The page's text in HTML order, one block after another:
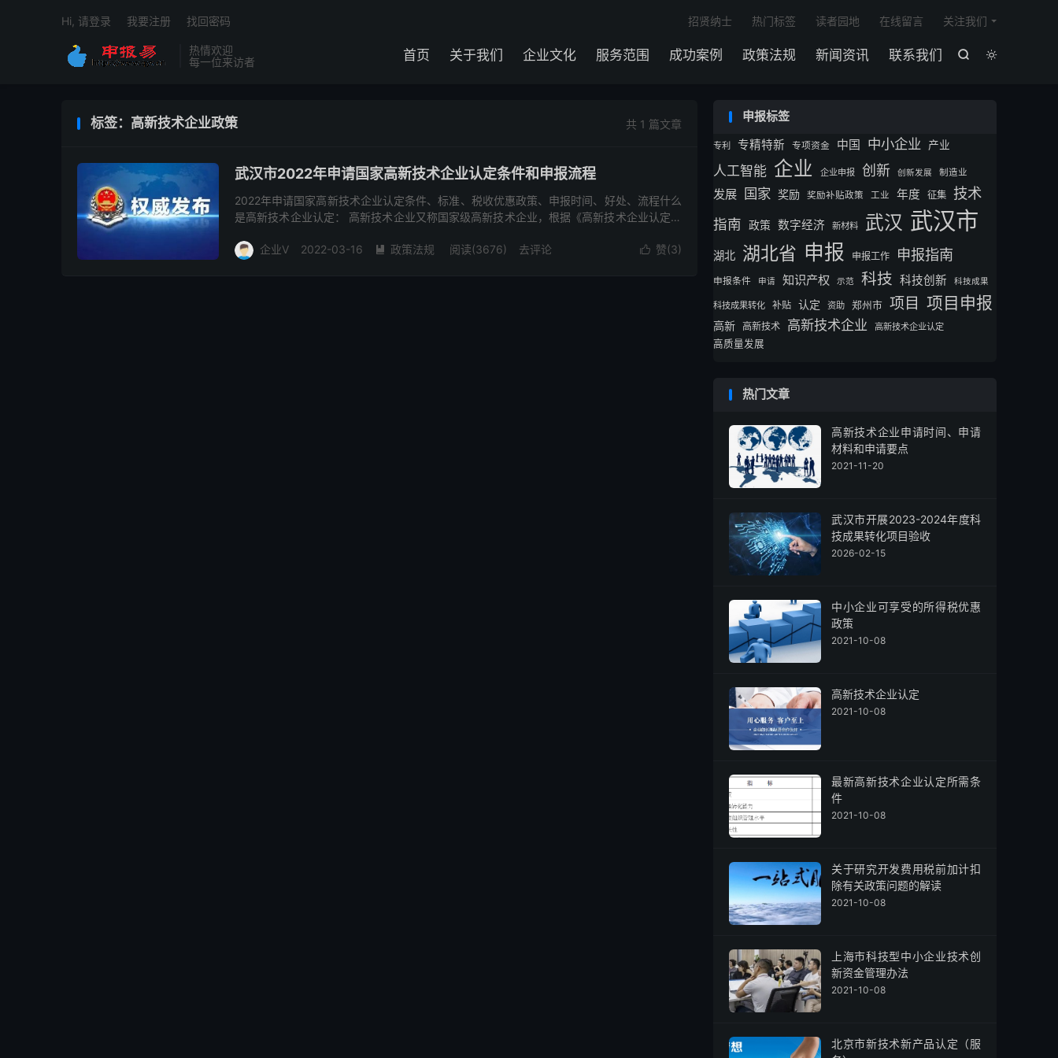
热情欢迎
每一位来访者


首页 关于我们 企业文化 服务范围 成功案例 政策法规 新闻资讯 联系我们
招贤纳士 热门标签 读者园地 在线留言 关注我们
Hi, 请登录 我要注册 找回密码
共 1 篇文章
标签：高新技术企业政策
武汉市2022年申请国家高新技术企业认定条件和申报流程
2022年申请国家高新技术企业认定条件、标准、税收优惠政策、申报时间、好处、流程什么
是高新技术企业认定： 高新技术企业又称国家级高新技术企业，根据《高新技术企业认定管
 赞(3)
企业V 2022-03-16  政策法规 阅读(3676) 去评论
申报标签
专利 专精特新 专项资金 中国 中小企业 产业
人工智能 企业 企业申报 创新 创新发展 制造业
发展 国家 奖励 奖励补贴政策 工业 年度 征集 技术
指南 政策 数字经济 新材料 武汉 武汉市
湖北 湖北省 申报 申报工作 申报指南
申报条件 申请 知识产权 示范 科技 科技创新 科技成果
科技成果转化 补贴 认定 资助 郑州市 项目 项目申报
高新 高新技术 高新技术企业 高新技术企业认定
高质量发展
热门文章
高新技术企业申请时间、申请
材料和申请要点
2021-11-20
武汉市开展2023-2024年度科
技成果转化项目验收
2026-02-15
中小企业可享受的所得税优惠
政策
2021-10-08
高新技术企业认定
2021-10-08
最新高新技术企业认定所需条
件
2021-10-08
关于研究开发费用税前加计扣
除有关政策问题的解读
2021-10-08
上海市科技型中小企业技术创
新资金管理办法
2021-10-08
北京市新技术新产品认定（服